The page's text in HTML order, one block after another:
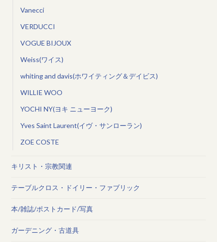
Vanecci
VERDUCCI
VOGUE BIJOUX
Weiss(ワイス)
whiting and davis(ホワイティング＆デイビス)
WILLIE WOO
YOCHI NY(ヨキ ニューヨーク)
Yves Saint Laurent(イヴ・サンローラン)
ZOE COSTE
キリスト・宗教関連
テーブルクロス・ドイリー・ファブリック
本/雑誌/ポストカード/写真
ガーデニング・古道具